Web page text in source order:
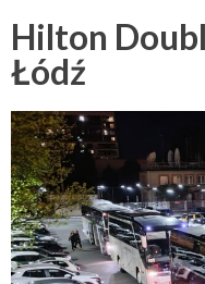
Hilton
Łódź